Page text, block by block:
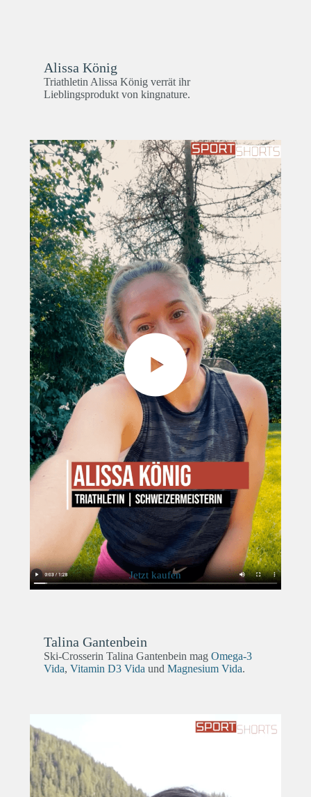
Alissa König
Triathletin Alissa König verrät ihr
Lieblingsprodukt von kingnature.
Jetzt kaufen
Talina Gantenbein
Ski-Crosserin Talina Gantenbein mag Omega-3
Vida, Vitamin D3 Vida und Magnesium Vida.